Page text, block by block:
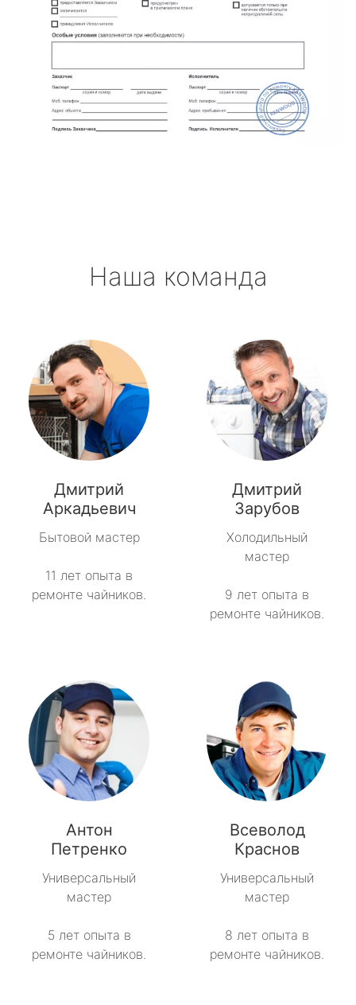
Наша команда
Дмитрий
Аркадьевич
Бытовой мастер
11 лет опыта в
ремонте чайников.
Дмитрий
Зарубов
Холодильный
мастер
9 лет опыта в
ремонте чайников.
Антон
Петренко
Универсальный
мастер
5 лет опыта в
ремонте чайников.
Всеволод
Краснов
Универсальный
мастер
8 лет опыта в
ремонте чайников.